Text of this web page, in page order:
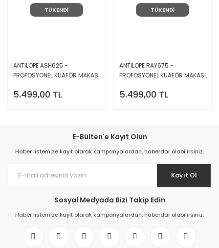
TÜKENDİ
ANTILOPE ASH625 -
PROFOSYONEL KUAFÖR MAKASI
5.499,00 TL
TÜKENDİ
ANTILOPE RAY675 -
PROFOSYONEL KUAFÖR MAKASI
5.499,00 TL
E-Bülten'e Kayıt Olun
Haber listemize kayıt olarak kampanyalardan, haberdar olabilirsiniz.
Kayıt Ol
Sosyal Medyada Bizi Takip Edin
Haber listemize kayıt olarak kampanyalardan, haberdar olabilirsiniz.